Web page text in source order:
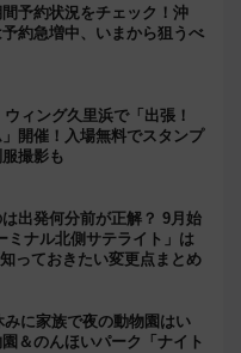
予約状況をチェック！沖
約急増中、いまから狙うべ
ウィング久里浜で「出張！
開催！入場無料でスタンプ
撮影も
出発何分前が正解？ 9月始
ミナル北側サテライト」は
っておきたい変更点まとめ
みに家族で夜の動物園はい
＆のんほいパーク「ナイト